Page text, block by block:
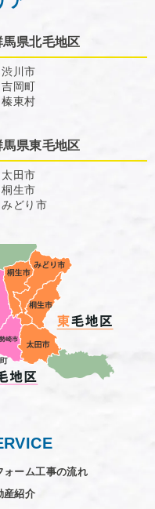
馬県北毛地区
渋川市
吉岡町
榛東村
馬県東毛地区
太田市
桐生市
みどり市
ォーム工事の流れ
産紹介